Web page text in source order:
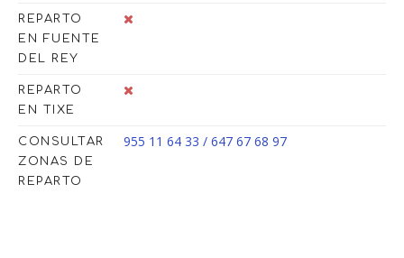
REPARTO
EN FUENTE
DEL REY
REPARTO
EN TIXE
CONSULTAR
ZONAS DE
REPARTO
955 11 64 33 / 647 67 68 97